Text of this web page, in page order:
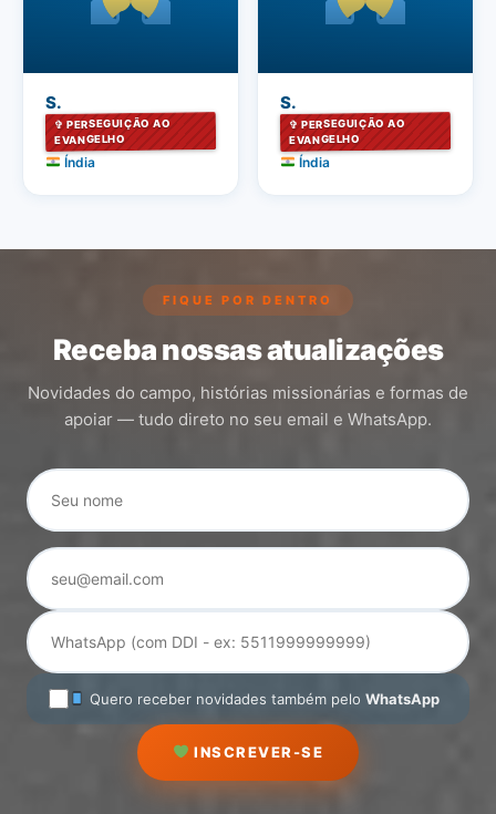
S.
✞ PERSEGUIÇÃO AO
EVANGELHO
Índia
S.
✞ PERSEGUIÇÃO AO
EVANGELHO
Índia
FIQUE POR DENTRO
Receba nossas atualizações
Novidades do campo, histórias missionárias e formas de
apoiar — tudo direto no seu email e WhatsApp.
Quero receber novidades também pelo WhatsApp
INSCREVER-SE